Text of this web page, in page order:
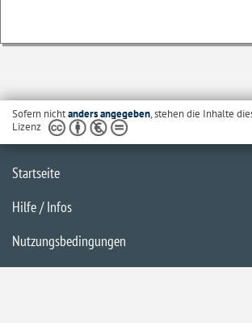
Sofern nichtanders angegeben, stehen die Inhalte
Lizenz
Startseite
Hilfe / Infos
Nutzungsbedingungen